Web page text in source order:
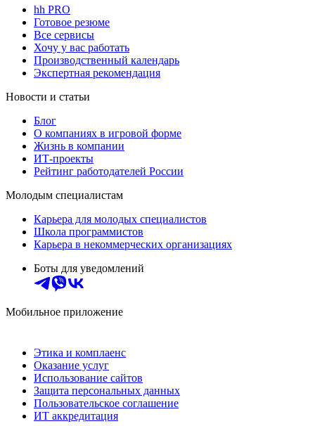
hh PRO
Готовое резюме
Все сервисы
Хочу у вас работать
Производственный календарь
Экспертная рекомендация
Новости и статьи
Блог
О компаниях в игровой форме
Жизнь в компании
ИТ-проекты
Рейтинг работодателей России
Молодым специалистам
Карьера для молодых специалистов
Школа программистов
Карьера в некоммерческих организациях
Боты для уведомлений
Мобильное приложение
Этика и комплаенс
Оказание услуг
Использование сайтов
Защита персональных данных
Пользовательское соглашение
ИТ аккредитация